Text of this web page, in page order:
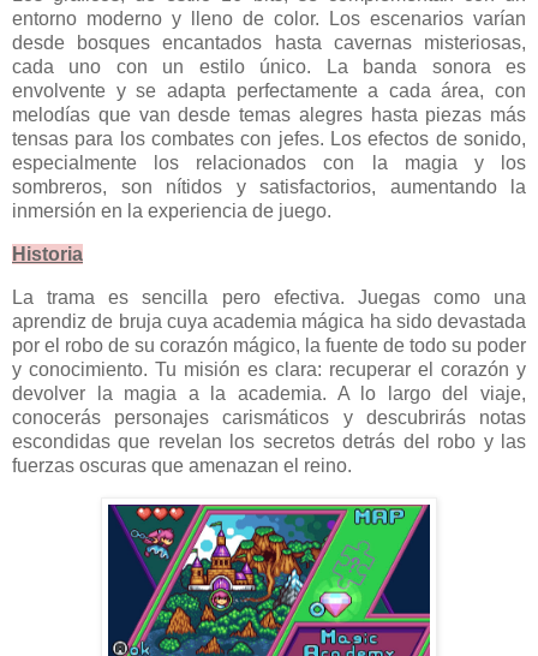
entorno moderno y lleno de color. Los escenarios varían
desde bosques encantados hasta cavernas misteriosas,
cada uno con un estilo único. La banda sonora es
envolvente y se adapta perfectamente a cada área, con
melodías que van desde temas alegres hasta piezas más
tensas para los combates con jefes. Los efectos de sonido,
especialmente los relacionados con la magia y los
sombreros, son nítidos y satisfactorios, aumentando la
inmersión en la experiencia de juego.
Historia
La trama es sencilla pero efectiva. Juegas como una
aprendiz de bruja cuya academia mágica ha sido devastada
por el robo de su corazón mágico, la fuente de todo su poder
y conocimiento. Tu misión es clara: recuperar el corazón y
devolver la magia a la academia. A lo largo del viaje,
conocerás personajes carismáticos y descubrirás notas
escondidas que revelan los secretos detrás del robo y las
fuerzas oscuras que amenazan el reino.